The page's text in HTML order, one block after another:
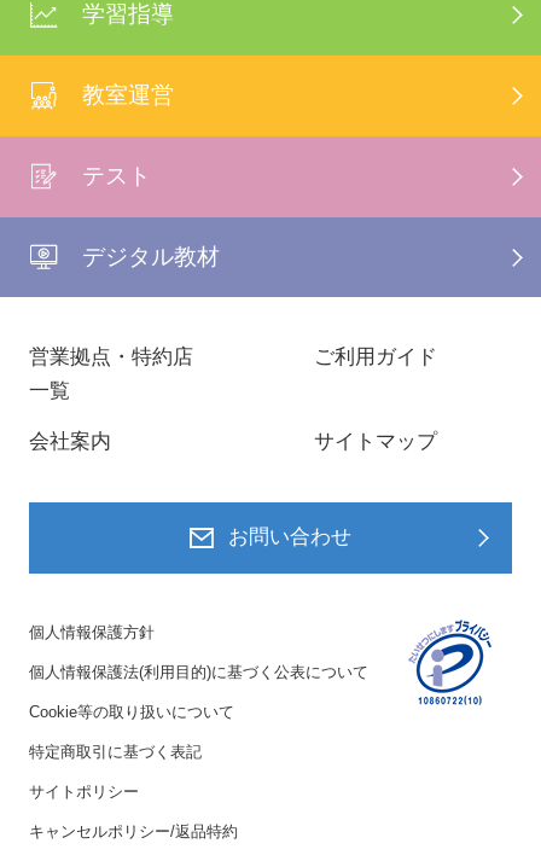
学習指導
教室運営
テスト
デジタル教材
営業拠点・特約店
一覧
ご利用ガイド
会社案内 サイトマップ
お問い合わせ
個人情報保護方針
個人情報保護法(利用目的)に基づく公表について
Cookie等の取り扱いについて
特定商取引に基づく表記
サイトポリシー
キャンセルポリシー/返品特約